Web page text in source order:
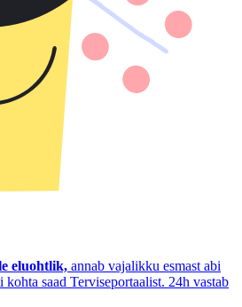
eluohtlik, annab vajalikku esmast abi
kohta saad Terviseportaalist. 24h vastab